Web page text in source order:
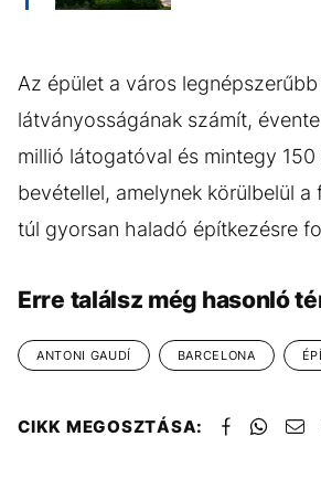
Az épület a város
látványosságának számít,
millió látogatóval és mintegy
bevétellel, amelynek körülbelül a
túl gyorsan haladó építkezésre
Erre találsz még hasonló
ANTONI GAUDÍ BARCELONA
CIKK MEGOSZTÁSA: